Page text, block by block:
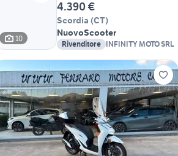
10
4.390 €
Scordia (CT)
NuovoScooter
Rivenditore INFINITY MOTO SRL